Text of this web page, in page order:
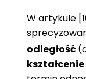
W artykule
odległość
kształcenie